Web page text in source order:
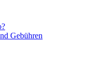
Gebühren